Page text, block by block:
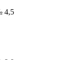
4,5